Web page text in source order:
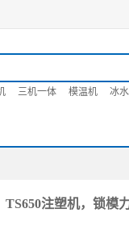
三机一体 模温机 冰
注塑机，锁模